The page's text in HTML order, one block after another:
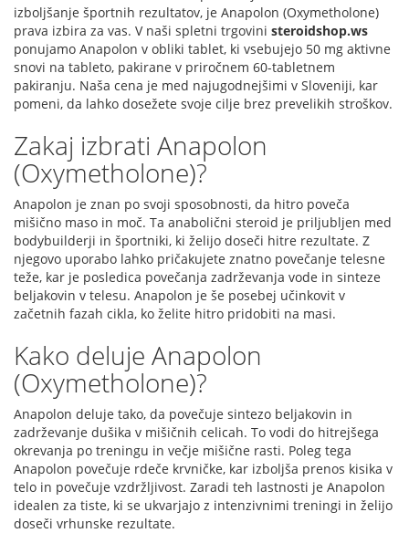
izboljšanje športnih rezultatov, je Anapolon (Oxymetholone)
prava izbira za vas. V naši spletni trgovini steroidshop.ws
ponujamo Anapolon v obliki tablet, ki vsebujejo 50 mg aktivne
snovi na tableto, pakirane v priročnem 60-tabletnem
pakiranju. Naša cena je med najugodnejšimi v Sloveniji, kar
pomeni, da lahko dosežete svoje cilje brez prevelikih stroškov.
Zakaj izbrati Anapolon
(Oxymetholone)?
Anapolon je znan po svoji sposobnosti, da hitro poveča
mišično maso in moč. Ta anabolični steroid je priljubljen med
bodybuilderji in športniki, ki želijo doseči hitre rezultate. Z
njegovo uporabo lahko pričakujete znatno povečanje telesne
teže, kar je posledica povečanja zadrževanja vode in sinteze
beljakovin v telesu. Anapolon je še posebej učinkovit v
začetnih fazah cikla, ko želite hitro pridobiti na masi.
Kako deluje Anapolon
(Oxymetholone)?
Anapolon deluje tako, da povečuje sintezo beljakovin in
zadrževanje dušika v mišičnih celicah. To vodi do hitrejšega
okrevanja po treningu in večje mišične rasti. Poleg tega
Anapolon povečuje rdeče krvničke, kar izboljša prenos kisika v
telo in povečuje vzdržljivost. Zaradi teh lastnosti je Anapolon
idealen za tiste, ki se ukvarjajo z intenzivnimi treningi in želijo
doseči vrhunske rezultate.